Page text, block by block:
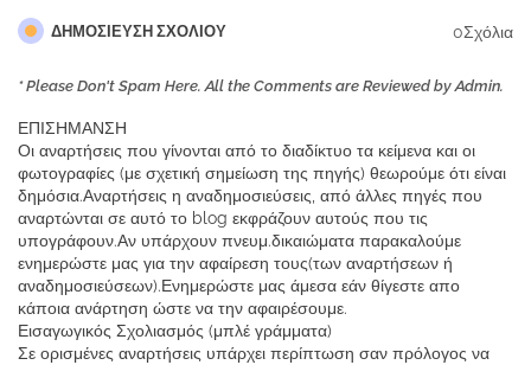
ΔΗΜΟΣΊΕΥΣΗ ΣΧΟΛΊΟΥ 0Σχόλια
* Please Don't Spam Here. All the Comments are Reviewed by Admin.
ΕΠΙΣΗΜΑΝΣΗ
Οι αναρτήσεις που γίνονται από το διαδίκτυο τα κείμενα και οι
φωτογραφίες (με σχετική σημείωση της πηγής) θεωρούμε ότι είναι
δημόσια.Αναρτήσεις η αναδημοσιεύσεις, από άλλες πηγές που
αναρτώνται σε αυτό το blog εκφράζουν αυτούς που τις
υπογράφουν.Αν υπάρχουν πνευμ.δικαιώματα παρακαλούμε
ενημερώστε μας για την αφαίρεση τους(των αναρτήσεων ή
αναδημοσιεύσεων).Ενημερώστε μας άμεσα εάν θίγεστε απο
κάποια ανάρτηση ώστε να την αφαιρέσουμε.
Εισαγωγικός Σχολιασμός (μπλέ γράμματα)
Σε ορισμένες αναρτήσεις υπάρχει περίπτωση σαν πρόλογος να